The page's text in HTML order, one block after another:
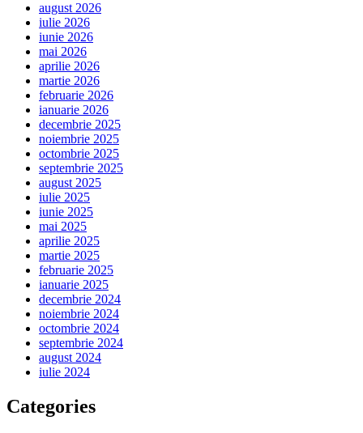
august 2026
iulie 2026
iunie 2026
mai 2026
aprilie 2026
martie 2026
februarie 2026
ianuarie 2026
decembrie 2025
noiembrie 2025
octombrie 2025
septembrie 2025
august 2025
iulie 2025
iunie 2025
mai 2025
aprilie 2025
martie 2025
februarie 2025
ianuarie 2025
decembrie 2024
noiembrie 2024
octombrie 2024
septembrie 2024
august 2024
iulie 2024
Categories